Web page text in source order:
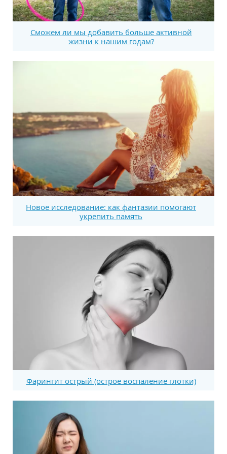
Сможем ли мы добавить больше активной
жизни к нашим годам?
Новое исследование: как фантазии помогают
укрепить память
Фарингит острый (острое воспаление глотки)